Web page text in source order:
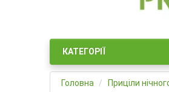
КАТЕГОРІЇ
Головна Приціли